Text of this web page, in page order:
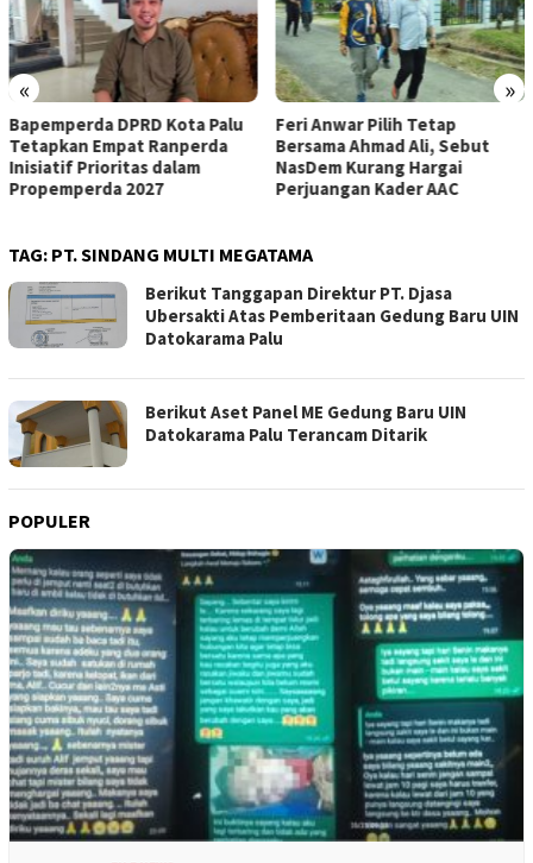
« »
Bapemperda DPRD Kota Palu
Tetapkan Empat Ranperda
Inisiatif Prioritas dalam
Propemperda 2027
Feri Anwar Pilih Tetap
Bersama Ahmad Ali, Sebut
NasDem Kurang Hargai
Perjuangan Kader AAC
TAG: PT. SINDANG MULTI MEGATAMA
Berikut Tanggapan Direktur PT. Djasa
Ubersakti Atas Pemberitaan Gedung Baru UIN
Datokarama Palu
Berikut Aset Panel ME Gedung Baru UIN
Datokarama Palu Terancam Ditarik
POPULER